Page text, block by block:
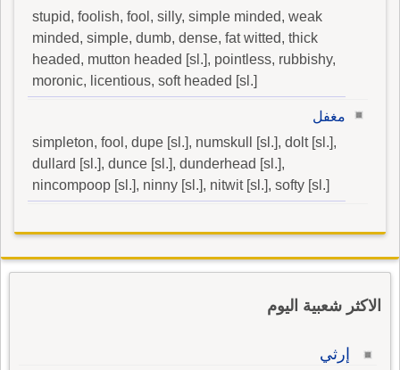
stupid, foolish, fool, silly, simple minded, weak
minded, simple, dumb, dense, fat witted, thick
headed, mutton headed [sl.], pointless, rubbishy,
moronic, licentious, soft headed [sl.]
مغفل
simpleton, fool, dupe [sl.], numskull [sl.], dolt [sl.],
dullard [sl.], dunce [sl.], dunderhead [sl.],
nincompoop [sl.], ninny [sl.], nitwit [sl.], softy [sl.]
الاكثر شعبية اليوم
إرثي